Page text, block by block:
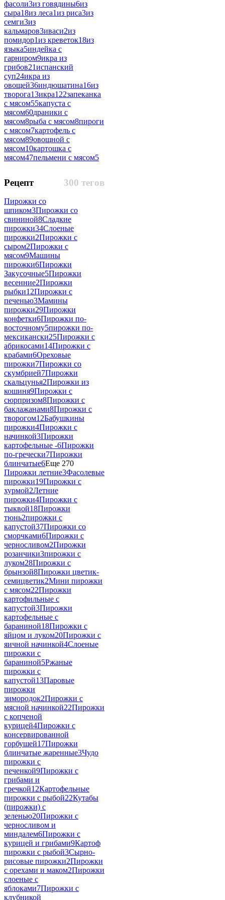
фасоли3из говядины6из
сыра18из леса1из риса3из
семги3из
кальмаров3иваси2из
помидор1из креветок18из
языка5индейка с
гарниром9икра из
грибов21испанский
суп24икра из
овощей36индюшатина16из
творога13икра122запеканка
с мясом55капуста с
мясом60драники с
мясом8рыба с мясом8пироги
с мясом7картофель с
мясом89овощной с
мясом10картошка с
мясом47пельмени с мясом5
300 тегов
Рецепт
Пирожки со
шпиком3Пирожки со
свининой8Сладкие
пирожки34Слоеные
пирожки2Пирожки с
сыром2Пирожки с
мясом9Машины
пирожки6Пирожки
Закусочные5Пирожки
весенние2Пирожки
рыбки12Пирожки с
печенью3Мамины
пирожки29Пирожки
конфетки6Пирожки по-
восточному5пирожки по-
мексикански25Пирожки с
абрикосами14Пирожки с
крабами6Ореховые
пирожки7Пирожки со
скумбрией7Пирожки
скальцунья2Пирожки из
кошиня9Пирожки с
сюрпризом8Пирожки с
баклажанами8Пирожки с
творогом12Бабушкины
пирожки4Пирожки с
начинкой3Пирожки
картофельные -6Пирожки
по-гречески7Пирожки
блинчатые6Еще 270
Пирожки летние3Фасолевые
пирожки19Пирожки с
хурмой2Летние
пирожки4Пирожки с
тыквой18Пирожки
тюнь2пирожки с
капустой37Пирожки со
сморчками6Пирожки с
черносливом2Пирожки
розанчики3пирожки с
луком28Пирожки с
брынзой8Пирожки цветик-
семицветик2Мини пирожки
с мясом22Пирожки
картофильные с
капустой3Пирожки
картофельные с
бараниной18Пирожки с
яйцом и луком20Пирожки с
яичной начинкой4Слоеные
пирожки с
бараниной5Ржаные
пирожки с
капустой13Паровые
пирожки
зимородок2Пирожки с
мясной начинкой22Пирожки
с копченой
курицей4Пирожки с
консервированной
горбушей17Пирожки
блинчатые жаренные3Чудо
пирожки с
печенкой9Пирожки с
грибами и
гречкой12Картофельные
пирожки с рыбой22Кутабы
(пирожки) с
зеленью20Пирожки с
черносливом и
миндалем6Пирожки с
курицей и грибами9Картоф
пирожки с рыбой3Сырно-
рисовые пирожки2Пирожки
с орехами и маком2Пирожки
слоеные с
яблоками7Пирожки с
клубникой